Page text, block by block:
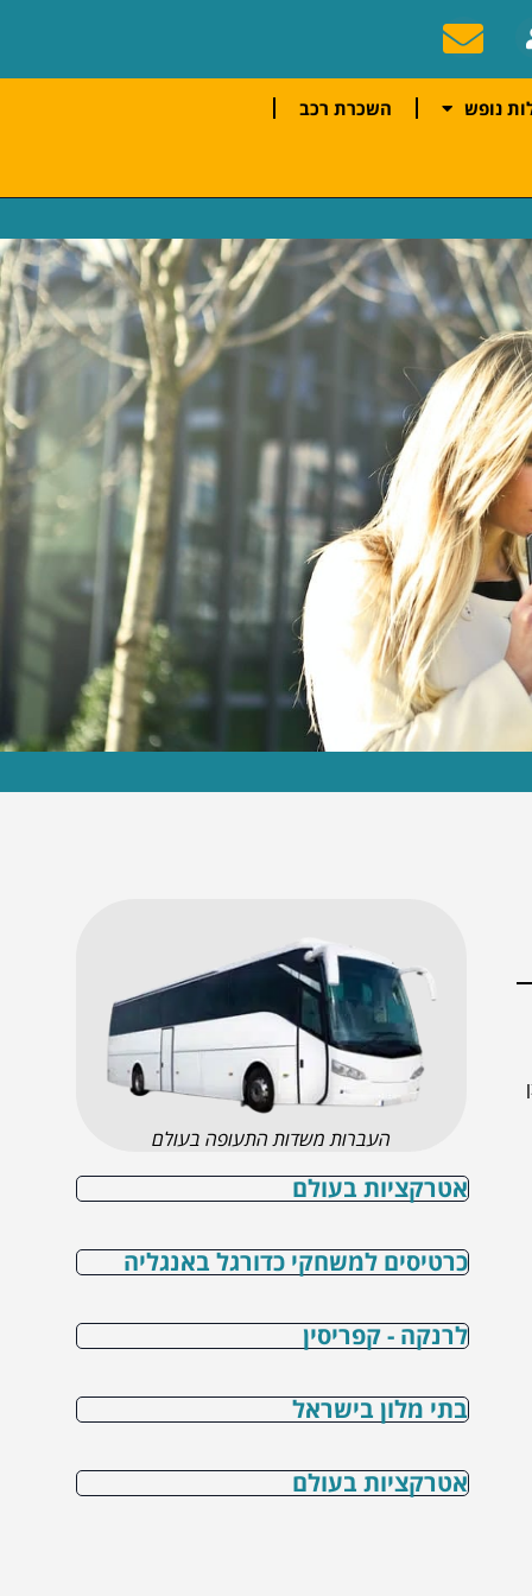
נופש השכרת רכב
העברות משדות התעופה בעולם
אטרקציות בעולם
כרטיסים למשחקי כדורגל באנגליה
לרנקה - קפריסין
בתי מלון בישראל
אטרקציות בעולם